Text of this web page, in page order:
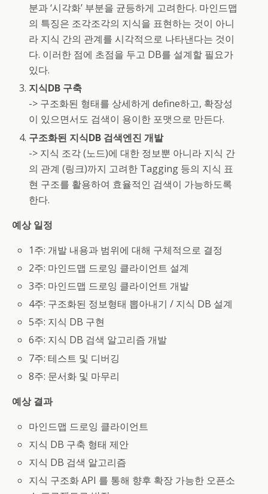
분과 ‘시각화’ 부분을 균등하게 고려한다. 마인드맵
의 특징은 조각조각의 지식을 표현하는 것이 아니
라 지식 간의 관계를 시각적으로 나타낸다는 것이
다. 이러한 점에 초점을 두고 DB를 설계할 필요가
있다.
지식DB 구축
-> 구조화된 형태를 상세하게 define하고, 확장성
이 있으면서도 검색이 용이한 포맷으로 만든다.
구조화된 지식DB 검색엔진 개발
-> 지식 조각 (노드)에 대한 정보뿐 아니라 지식 간
의 관계 (링크)까지 고려한 Tagging 등의 지식 표
현 구조를 활용하여 효율적인 검색이 가능하도록
한다.
예상 일정
1주: 개발 내용과 범위에 대해 구체적으로 결정
2주: 마인드맵 드로잉 클라이언트 설계
3주: 마인드맵 드로잉 클라이언트 개발
4주: 구조화된 정보형태 뽑아내기 / 지식 DB 설계
5주: 지식 DB 구현
6주: 지식 DB 검색 알고리즘 개발
7주: 테스트 및 디버깅
8주: 문서화 및 마무리
예상 결과
마인드맵 드로잉 클라이언트
지식 DB 구축 형태 제안
지식 DB 검색 알고리즘
지식 구조화 API 를 통해 향후 확장 가능한 오픈소